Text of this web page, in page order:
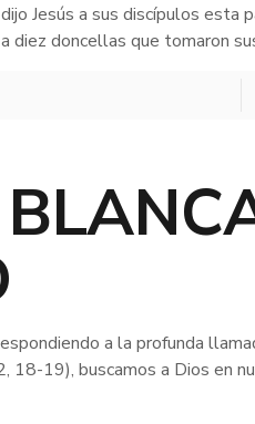
Jesús a sus discípulos esta
diez doncellas que tomaron
a la profunda
18-19), buscamos a Dios en